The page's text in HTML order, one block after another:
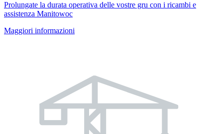
Prolungate la durata operativa delle vostre gru con i ricambi e
assistenza Manitowoc
Maggiori informazioni